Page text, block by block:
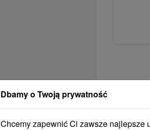
Náš TIP
Dbamy o Twoją prywatność
Chcemy zapewnić Ci zawsze najlepsze